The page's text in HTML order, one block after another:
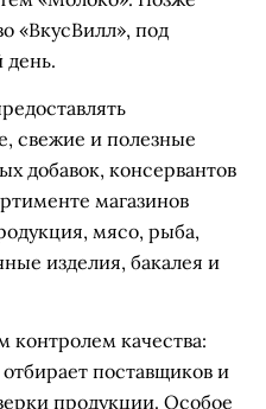
«ВкусВилл», под
день.
свежие и полезные
добавок, консервантов
магазинов
мясо, рыба,
изделия, бакалея и
контролем качества:
поставщиков и
продукции. Особое